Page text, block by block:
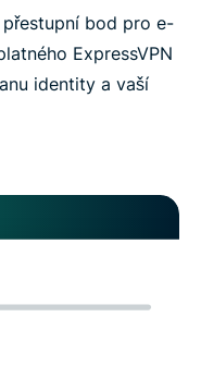
bod pro e-
ExpressVPN
identity a vaší